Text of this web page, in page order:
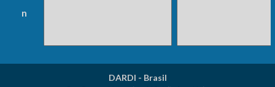
novidades.
DARDI - Brasil